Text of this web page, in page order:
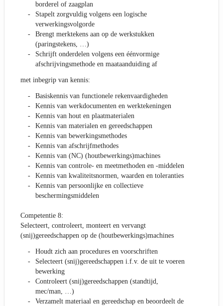
borderel of zaagplan
Stapelt zorgvuldig volgens een logische
verwerkingsvolgorde
Brengt merktekens aan op de werkstukken
(paringstekens, …)
Schrijft onderdelen volgens een éénvormige
afschrijvingsmethode en maataanduiding af
met inbegrip van kennis:
Basiskennis van functionele rekenvaardigheden
Kennis van werkdocumenten en werktekeningen
Kennis van hout en plaatmaterialen
Kennis van materialen en gereedschappen
Kennis van bewerkingsmethodes
Kennis van afschrijfmethodes
Kennis van (NC) (houtbewerkings)machines
Kennis van controle- en meetmethoden en -middelen
Kennis van kwaliteitsnormen, waarden en toleranties
Kennis van persoonlijke en collectieve
beschermingsmiddelen
Competentie 8:
Selecteert, controleert, monteert en vervangt
(snij)gereedschappen op de (houtbewerkings)machines
Houdt zich aan procedures en voorschriften
Selecteert (snij)gereedschappen i.f.v. de uit te voeren
bewerking
Controleert (snij)gereedschappen (standtijd,
mec/man, …)
Verzamelt materiaal en gereedschap en beoordeelt de